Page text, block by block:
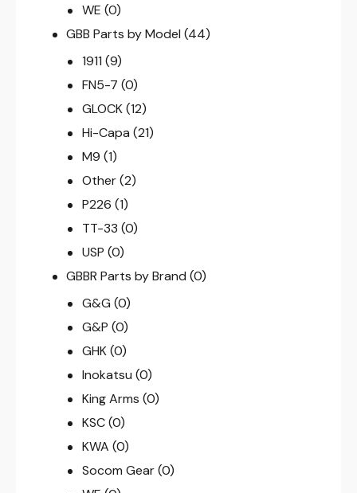
WE (0)
GBB Parts by Model (44)
1911 (9)
FN5-7 (0)
GLOCK (12)
Hi-Capa (21)
M9 (1)
Other (2)
P226 (1)
TT-33 (0)
USP (0)
GBBR Parts by Brand (0)
G&G (0)
G&P (0)
GHK (0)
Inokatsu (0)
King Arms (0)
KSC (0)
KWA (0)
Socom Gear (0)